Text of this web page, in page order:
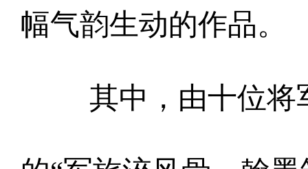
幅气韵生动的作品。
其中，由十位将